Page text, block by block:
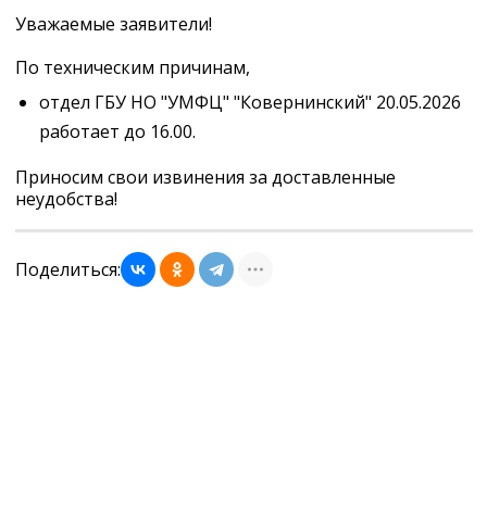
Уважаемые заявители!
По техническим причинам,
отдел ГБУ НО "УМФЦ" "Ковернинский" 20.05.2026
работает до 16.00.
Приносим свои извинения за доставленные
неудобства!
Поделиться: